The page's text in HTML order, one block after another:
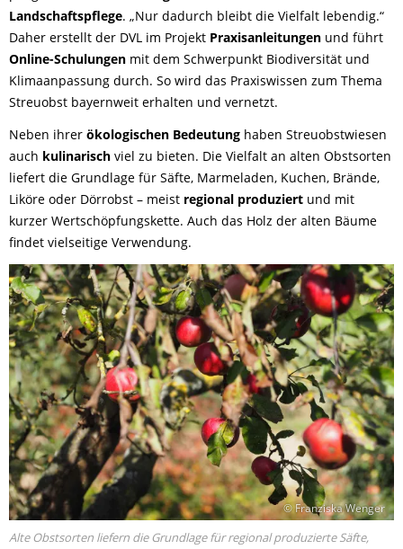
Landschaftspflege. „Nur dadurch bleibt die Vielfalt lebendig.“
Daher erstellt der DVL im Projekt Praxisanleitungen und führt
Online-Schulungen mit dem Schwerpunkt Biodiversität und
Klimaanpassung durch. So wird das Praxiswissen zum Thema
Streuobst bayernweit erhalten und vernetzt.
Neben ihrer ökologischen Bedeutung haben Streuobstwiesen
auch kulinarisch viel zu bieten. Die Vielfalt an alten Obstsorten
liefert die Grundlage für Säfte, Marmeladen, Kuchen, Brände,
Liköre oder Dörrobst – meist regional produziert und mit
kurzer Wertschöpfungskette. Auch das Holz der alten Bäume
findet vielseitige Verwendung.
© Franziska Wenger
Alte Obstsorten liefern die Grundlage für regional produzierte Säfte,